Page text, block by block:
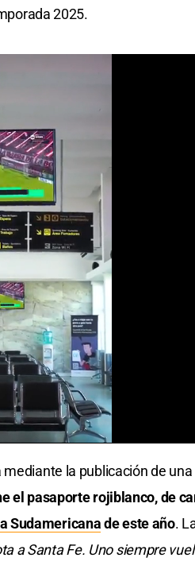
2025.
la publicación de una
el pasaporte rojiblanco, de
Sudamericanade este año.
a Santa Fe. Uno siempre